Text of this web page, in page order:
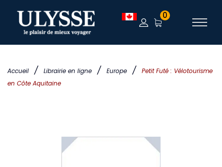
Accueil / Librairie en ligne / Europe /
Petit Futé : Vélotourisme
en Côte Aquitaine
0